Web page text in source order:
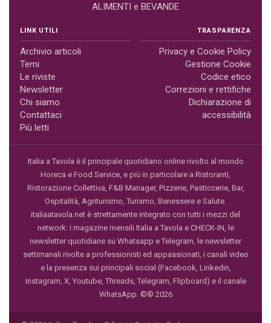
ALIMENTI e BEVANDE
LINK UTILI
Archivio articoli
Temi
Le riviste
Newsletter
Chi siamo
Contattaci
Più letti
TRASPARENZA
Privacy e Cookie Policy
Gestione Cookie
Codice etico
Correzioni e rettifiche
Dichiarazione di
accessibilità
Italia a Tavola è il principale quotidiano online rivolto al mondo
Horeca e Food Service, e più in particolare a Ristoranti,
Ristorazione Collettiva, F&B Manager, Pizzerie, Pasticcerie, Bar,
Ospitalità, Agriturismo, Turismo, Benessere e Salute.
italiaatavola.net è strettamente integrato con tutti i mezzi del
network: i magazine mensili Italia a Tavola e CHECK-IN, le
newsletter quotidiane su Whatsapp e Telegram, le newsletter
settimanali rivolte a professionisti ed appassionati, i canali video
e la presenza sui principali social (Facebook, Linkedin,
Instagram, X, Youtube, Threads, Telegram, Flipboard) e il canale
WhatsApp. ©® 2026